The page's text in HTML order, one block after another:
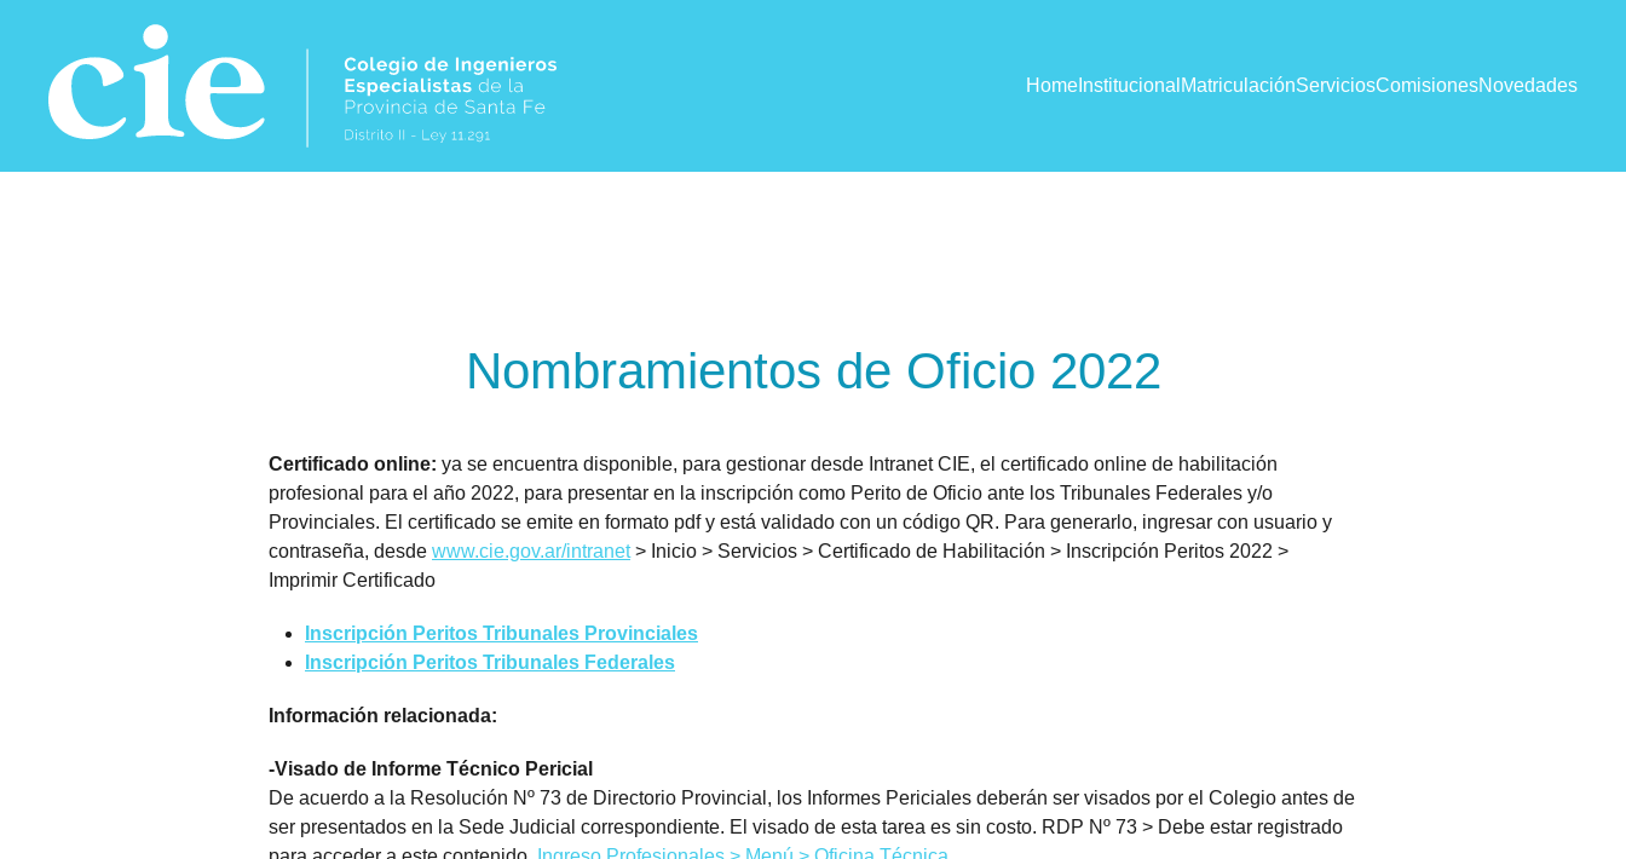
Skip to main content
Home Institucional MatriculaciónServiciosComisionesNovedades
Nombramientos de Oficio 2022
Certificado online: ya se encuentra disponible, para gestionar desde Intranet CIE, el certificado online de habilitación
profesional para el año 2022, para presentar en la inscripción como Perito de Oficio ante los Tribunales Federales y/o
Provinciales. El certificado se emite en formato pdf y está validado con un código QR. Para generarlo, ingresar con usuario y
contraseña, desde www.cie.gov.ar/intranet> Inicio > Servicios > Certificado de Habilitación > Inscripción Peritos 2022 >
Imprimir Certificado
Inscripción Peritos Tribunales Provinciales
Inscripción Peritos Tribunales Federales
Información relacionada:
-Visado de Informe Técnico Pericial
De acuerdo a la Resolución Nº 73 de Directorio Provincial, los Informes Periciales deberán ser visados por el Colegio antes de
ser presentados en la Sede Judicial correspondiente. El visado de esta tarea es sin costo. RDP Nº 73 > Debe estar registrado